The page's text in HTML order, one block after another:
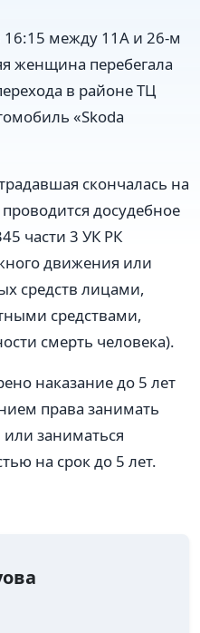
между 11А и 26‑м
женщина перебегала
в районе ТЦ
«Skoda
скончалась на
досудебное
части 3 УК РК
движения или
средств лицами,
средствами,
смерть человека).
наказание до 5 лет
права занимать
заниматься
на срок до 5 лет.